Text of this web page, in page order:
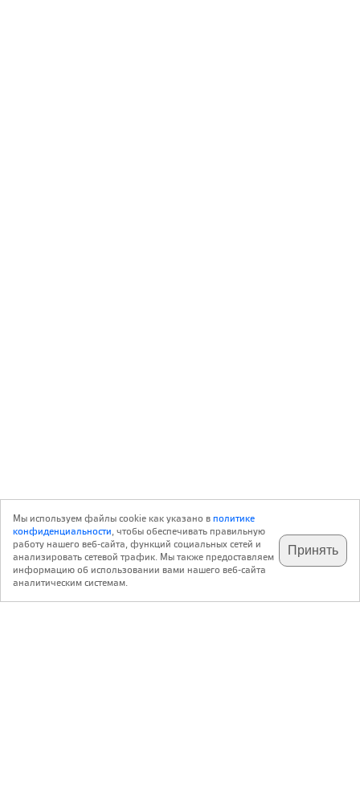
подпишитесь на наш
телеграм @archi_ru
✕
с 20 июля 1999 г.
Мы используем файлы cookie как указано вполитике
конфиденциальности, чтобы обеспечивать правильную
работу нашего веб-сайта, функций социальных сетей и
анализировать сетевой трафик. Мы также предоставляем
информацию об использовании вами нашего веб-сайта
аналитическим системам.
Принять